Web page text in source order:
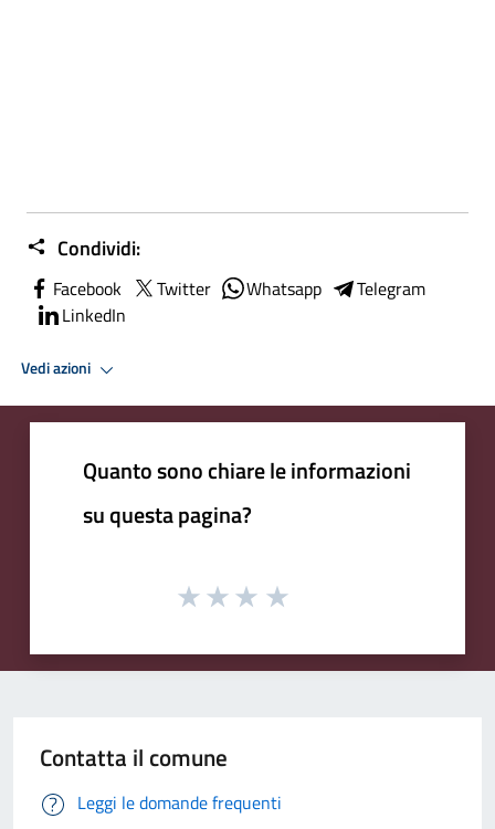
Condividi:
Facebook Twitter Whatsapp
Telegram
LinkedIn
Vedi azioni
Quanto sono chiare le informazioni
su questa pagina?
Contatta il comune
Leggi le domande frequenti